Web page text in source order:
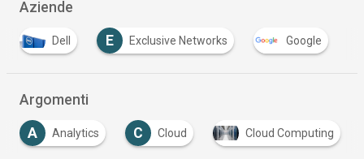
Aziende
E Exclusive Networks Google Lenovo
Argomenti
C Cloud Cloud Computing D Data Center